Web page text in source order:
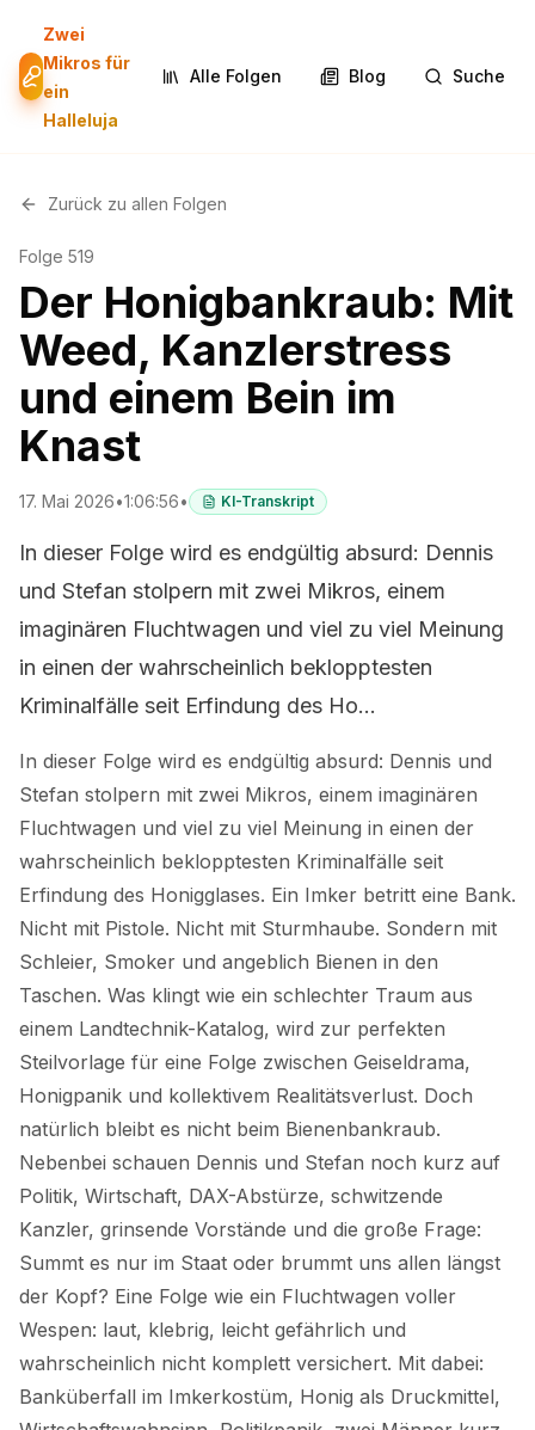
Zwei
Mikros für
ein
Halleluja
Alle Folgen Blog Suche
Zurück zu allen Folgen
Folge 519
Der Honigbankraub: Mit
Weed, Kanzlerstress
und einem Bein im
Knast
17. Mai 2026•1:06:56• KI-Transkript
In dieser Folge wird es endgültig absurd: Dennis
und Stefan stolpern mit zwei Mikros, einem
imaginären Fluchtwagen und viel zu viel Meinung
in einen der wahrscheinlich beklopptesten
Kriminalfälle seit Erfindung des Ho...
In dieser Folge wird es endgültig absurd: Dennis und
Stefan stolpern mit zwei Mikros, einem imaginären
Fluchtwagen und viel zu viel Meinung in einen der
wahrscheinlich beklopptesten Kriminalfälle seit
Erfindung des Honigglases. Ein Imker betritt eine Bank.
Nicht mit Pistole. Nicht mit Sturmhaube. Sondern mit
Schleier, Smoker und angeblich Bienen in den
Taschen. Was klingt wie ein schlechter Traum aus
einem Landtechnik-Katalog, wird zur perfekten
Steilvorlage für eine Folge zwischen Geiseldrama,
Honigpanik und kollektivem Realitätsverlust. Doch
natürlich bleibt es nicht beim Bienenbankraub.
Nebenbei schauen Dennis und Stefan noch kurz auf
Politik, Wirtschaft, DAX-Abstürze, schwitzende
Kanzler, grinsende Vorstände und die große Frage:
Summt es nur im Staat oder brummt uns allen längst
der Kopf? Eine Folge wie ein Fluchtwagen voller
Wespen: laut, klebrig, leicht gefährlich und
wahrscheinlich nicht komplett versichert. Mit dabei:
Banküberfall im Imkerkostüm, Honig als Druckmittel,